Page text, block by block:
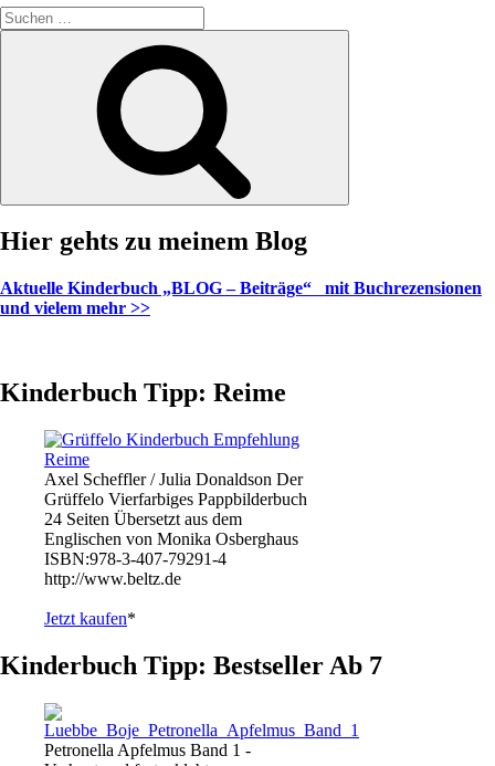
Suche
nach:
Hier gehts zu meinem Blog
Aktuelle Kinderbuch „BLOG – Beiträge“ mit Buchrezensionen
und vielem mehr >>
Kinderbuch Tipp: Reime
Axel Scheffler / Julia Donaldson Der
Grüffelo Vierfarbiges Pappbilderbuch
24 Seiten Übersetzt aus dem
Englischen von Monika Osberghaus
ISBN:978-3-407-79291-4
http://www.beltz.de
Jetzt kaufen*
Kinderbuch Tipp: Bestseller Ab 7
Petronella Apfelmus Band 1 -